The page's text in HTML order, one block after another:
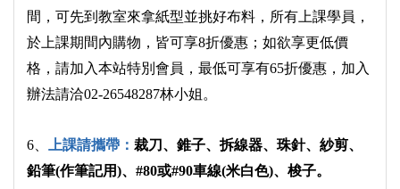
間，可先到教室來拿紙型並挑好布料，所有上課學員，
於上課期間內購物，皆可享8折優惠；如欲享更低價
格，請加入本站特別會員，最低可享有65折優惠，加入
辦法請洽02-26548287林小姐。
6、 上課請攜帶： 裁刀、錐子、拆線器、珠針、紗剪、
鉛筆(作筆記用)、#80或#90車線(米白色)、梭子。